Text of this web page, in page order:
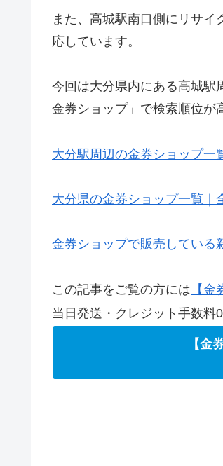
また、高城駅南口側にリサ
応しています。
今回は大分県内にある高城
金券ショップ」で検索順位が
大分駅周辺の金券ショップ一
大分県の金券ショップ一覧｜
金券ショップで販売している
この記事をご覧の方には 【金
当日発送・クレジット手数料
【金